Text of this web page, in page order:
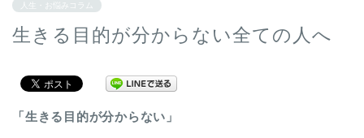
人生・お悩みコラム
生きる目的が分からない全ての人へ
「生きる目的が分からない」